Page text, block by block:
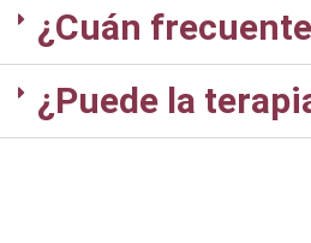
¿Cuán
¿Puede la